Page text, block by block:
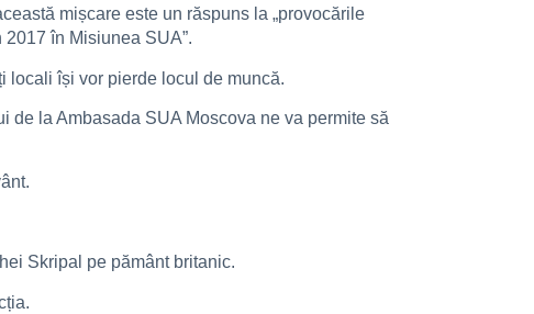
mișcare este un răspuns la „provocările
în Misiunea SUA”.
locali își vor pierde locul de muncă.
de la Ambasada SUA Moscova ne va permite să
Skripal pe pământ britanic.